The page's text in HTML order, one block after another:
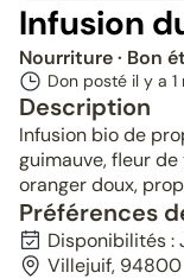
Infusion
Nourriture· Bon
Don posté il y a 1
Description
Infusion bio de
guimauve, fleur
oranger doux,
Préférences
Disponibilités :
Villejuif, 94800